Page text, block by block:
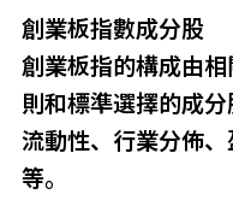
創業板指數成分股
創業板指的構成由
則和標準選擇的成
流動性、行業分佈
等。